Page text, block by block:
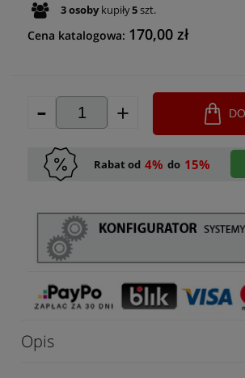
3osobykupiły5szt.
Cena katalogowa: 170,00 zł
- +
Rabat od 4% do 15%
Opis